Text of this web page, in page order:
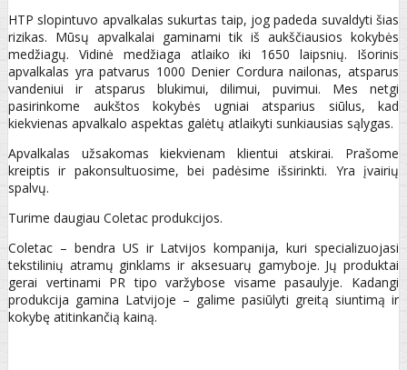
HTP slopintuvo apvalkalas sukurtas taip, jog padeda suvaldyti šias
rizikas. Mūsų apvalkalai gaminami tik iš aukščiausios kokybės
medžiagų. Vidinė medžiaga atlaiko iki 1650 laipsnių. Išorinis
apvalkalas yra patvarus 1000 Denier Cordura nailonas, atsparus
vandeniui ir atsparus blukimui, dilimui, puvimui. Mes netgi
pasirinkome aukštos kokybės ugniai atsparius siūlus, kad
kiekvienas apvalkalo aspektas galėtų atlaikyti sunkiausias sąlygas.
Apvalkalas užsakomas kiekvienam klientui atskirai. Prašome
kreiptis ir pakonsultuosime, bei padėsime išsirinkti. Yra įvairių
spalvų.
Turime daugiau Coletac produkcijos.
Coletac – bendra US ir Latvijos kompanija, kuri specializuojasi
tekstilinių atramų ginklams ir aksesuarų gamyboje. Jų produktai
gerai vertinami PR tipo varžybose visame pasaulyje. Kadangi
produkcija gamina Latvijoje – galime pasiūlyti greitą siuntimą ir
kokybę atitinkančią kainą.